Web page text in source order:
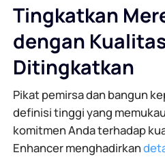
Tingkatkan
dengan
Ditingkatkan
Pikat pemirsa dan bangun
definisi tinggi yang
komitmen Anda terhadap
Enhancer menghadirkan